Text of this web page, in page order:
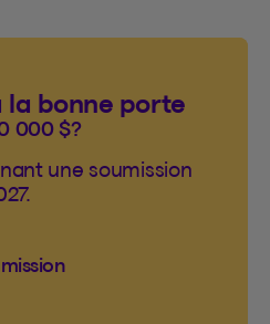
la bonne porte
000 $?
une soumission